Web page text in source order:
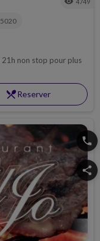
21h non stop pour plus
restaurant_menuReserver
phone
share